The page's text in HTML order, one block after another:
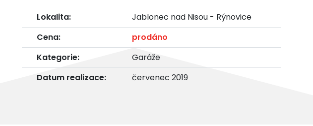
Lokalita:
Jablonec nad Nisou - Rýnovice
Cena:
prodáno
Kategorie:
Garáže
Datum realizace:
červenec 2019